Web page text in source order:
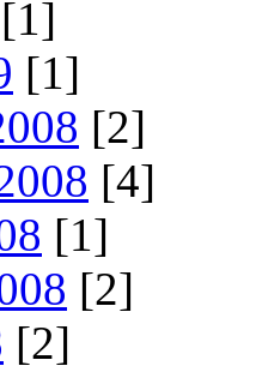
[1]
[1]
[2]
[4]
[1]
[2]
[2]